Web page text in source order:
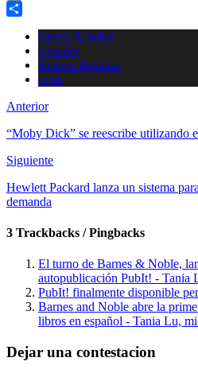
Link
Print
barnes & noble
e-reader
lectores digitales
nook
Anterior
“Moby Dick” se reescribe utilizando
Siguiente
Hewlett Packard lanza un sistema
demanda
3 Trackbacks / Pingbacks
El turno de Barnes & Noble,
autopublicación PubIt! - Tania
PubIt! finalmente disponible
Barnes and Noble abre la
libros en español - Tania Lu,
Dejar una contestacion